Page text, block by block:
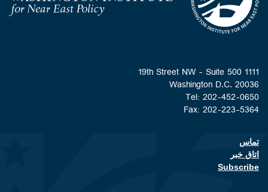
Homepage
1111 19th Street NW - Suite 500
Washington D.C. 20036
Tel: 202-452-0650
Fax: 202-223-5364
Footer contact links
تماس
اتاق خبر
Subscribe